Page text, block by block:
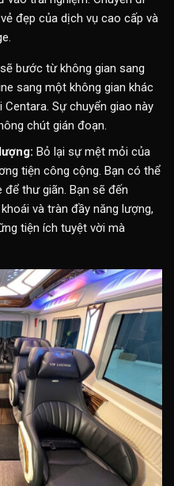
đẹp của dịch vụ cao cấp và
bước từ không gian sang
sang một không gian khác
Sự chuyển giao này
chút gián đoạn.
Bỏ lại sự mệt mỏi của
tiện công cộng. Bạn có thể
thư giãn. Bạn sẽ đến
và tràn đầy năng lượng,
tiện ích tuyệt vời mà